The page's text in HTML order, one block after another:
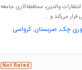
میان انتظارات والدین، محافظه‌کاری جامعه
فرار می‌کند و ...
چک, صربستان,کرواسی
Not Rated